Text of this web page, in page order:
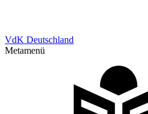
VdK Deutschland
Metamenü